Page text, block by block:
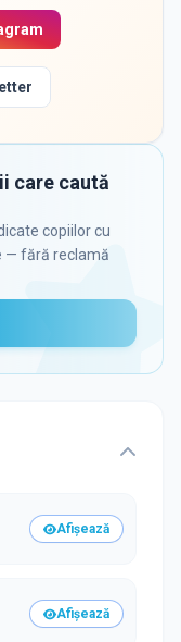
care caută
copiilor cu
— fără reclamă
Afișează
Afișează